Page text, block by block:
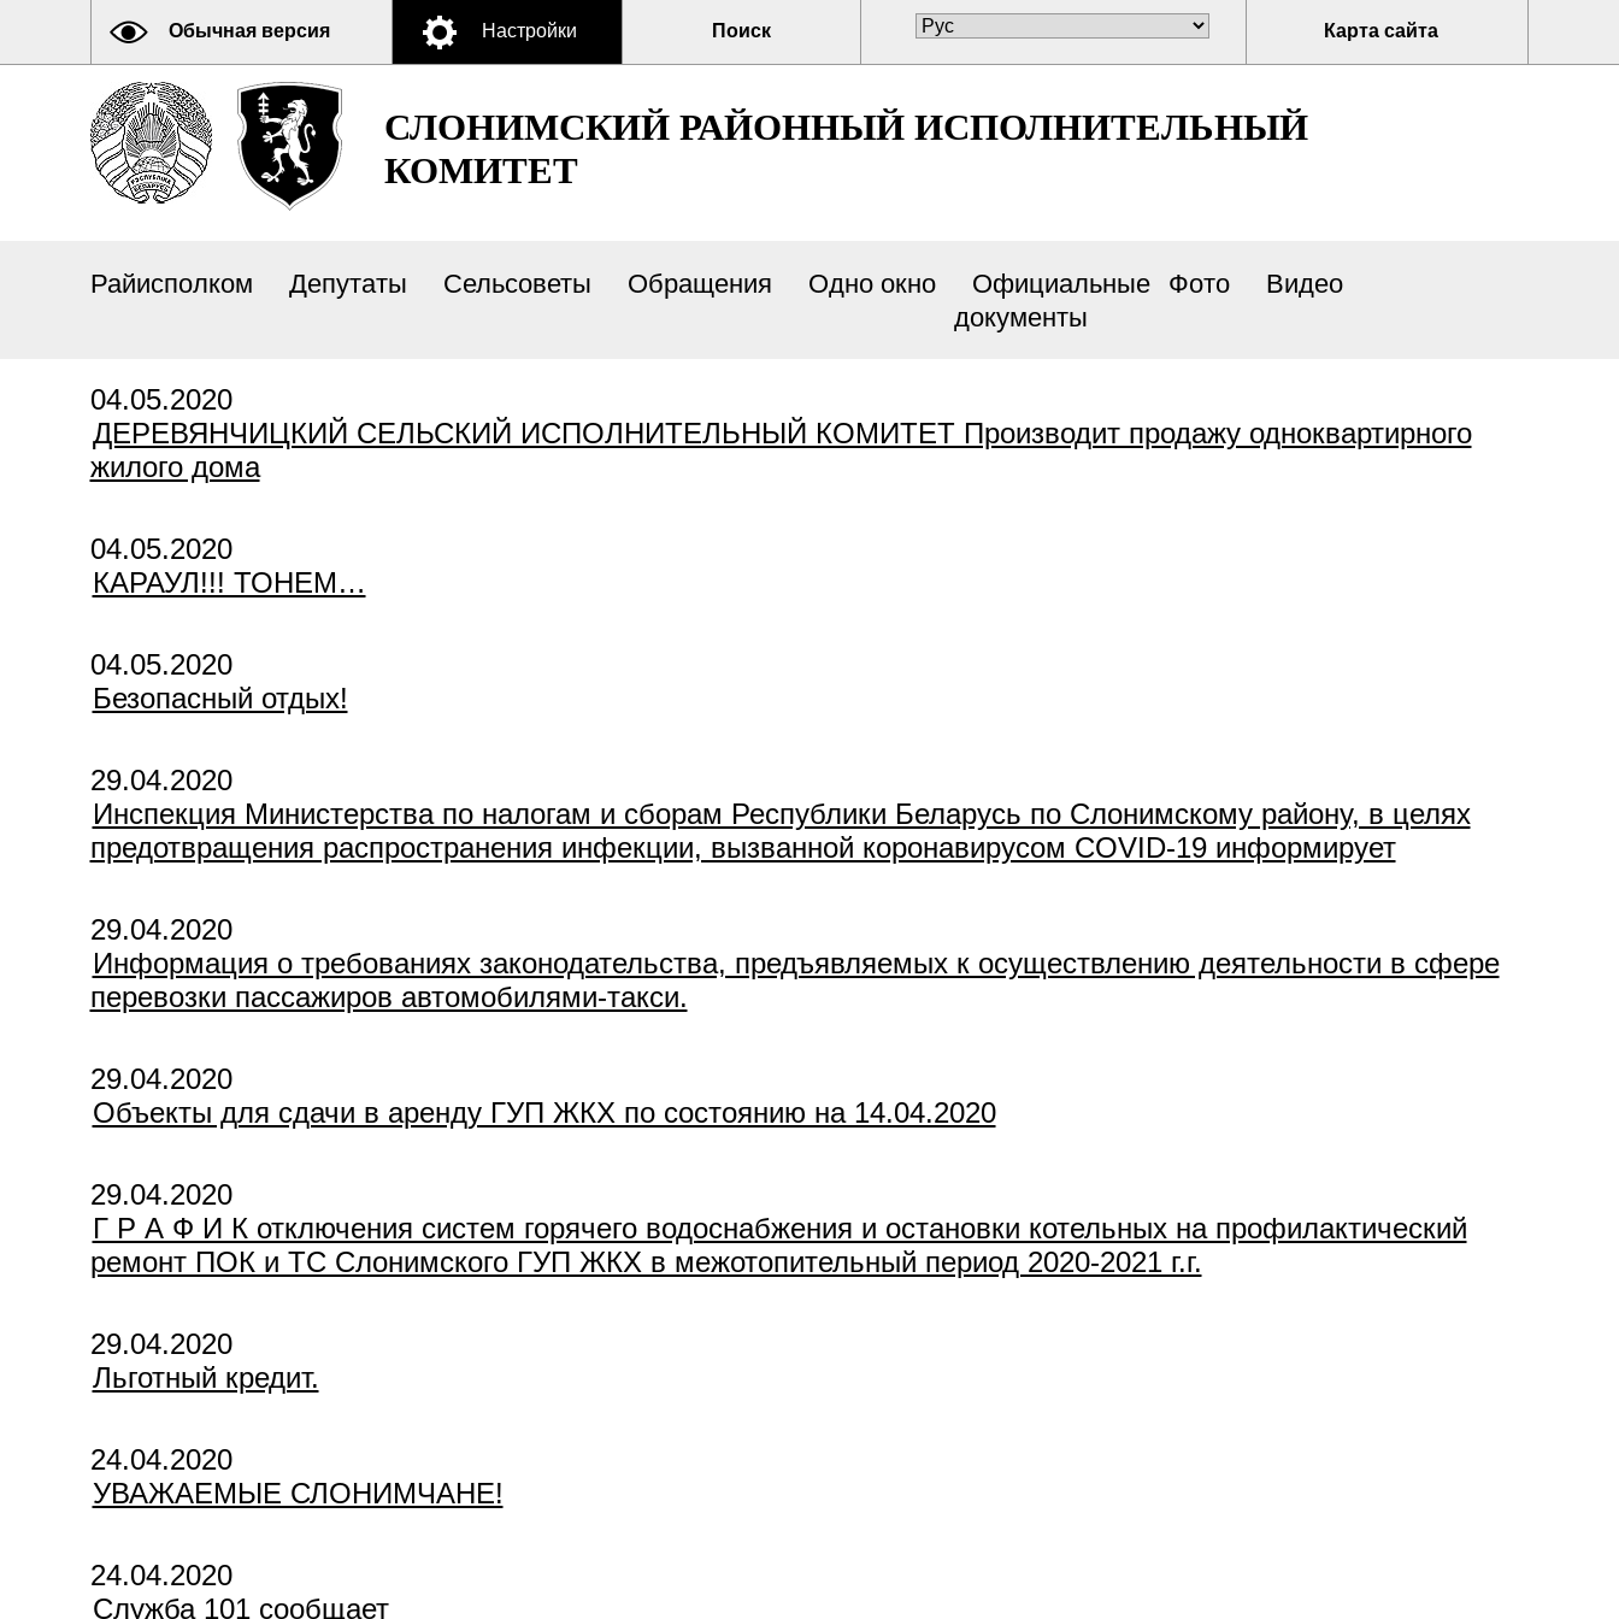
Обычная версия Настройки Поиск Карта сайта
СЛОНИМСКИЙ РАЙОННЫЙ ИСПОЛНИТЕЛЬНЫЙ
КОМИТЕТ
Райисполком Депутаты Сельсоветы Обращения Одно окно
Официальные
документы
Фото Видео
04.05.2020
ДЕРЕВЯНЧИЦКИЙ СЕЛЬСКИЙ ИСПОЛНИТЕЛЬНЫЙ КОМИТЕТ Производит продажу одноквартирного
жилого дома
04.05.2020
КАРАУЛ!!! ТОНЕМ…
04.05.2020
Безопасный отдых!
29.04.2020
Инспекция Министерства по налогам и сборам Республики Беларусь по Слонимскому району, в целях
предотвращения распространения инфекции, вызванной коронавирусом COVID-19 информирует
29.04.2020
Информация о требованиях законодательства, предъявляемых к осуществлению деятельности в сфере
перевозки пассажиров автомобилями-такси.
29.04.2020
Объекты для сдачи в аренду ГУП ЖКХ по состоянию на 14.04.2020
29.04.2020
Г Р А Ф И К отключения систем горячего водоснабжения и остановки котельных на профилактический
ремонт ПОК и ТС Слонимского ГУП ЖКХ в межотопительный период 2020-2021 г.г.
29.04.2020
Льготный кредит.
24.04.2020
УВАЖАЕМЫЕ СЛОНИМЧАНЕ!
24.04.2020
Служба 101 сообщает